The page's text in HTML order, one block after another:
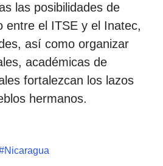
las posibilidades de
entre el ITSE y el Inatec,
así como organizar
académicas de
fortalezcan los lazos
hermanos.
Nicaragua